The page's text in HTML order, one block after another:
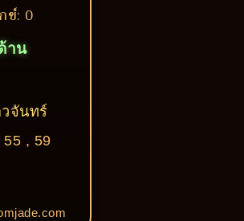
ข์: 0
าน
จันทร์
, 59